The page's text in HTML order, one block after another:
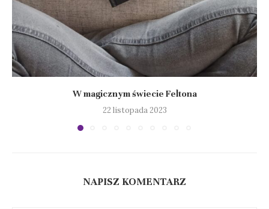
W magicznym świecie Feltona
22 listopada 2023
NAPISZ KOMENTARZ